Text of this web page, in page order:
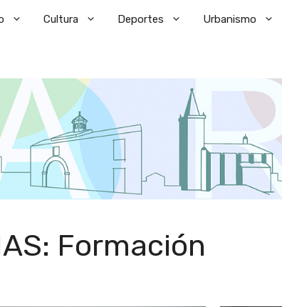
Cultura Deportes Urbanismo
Formación